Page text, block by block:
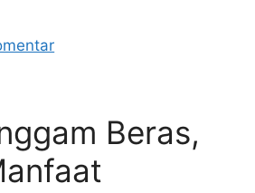
Beras,